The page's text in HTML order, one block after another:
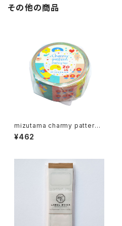
その他の商品
mizutama charmy pattern
マスキングテープ うきうきパタ
ーン
¥462